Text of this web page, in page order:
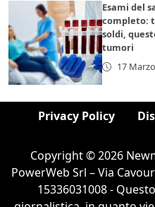
Esami del
completo:
soldi,
tumori
17
Privacy Policy
Copyright © 2026
PowerWeb Srl – Via
15336031008 -